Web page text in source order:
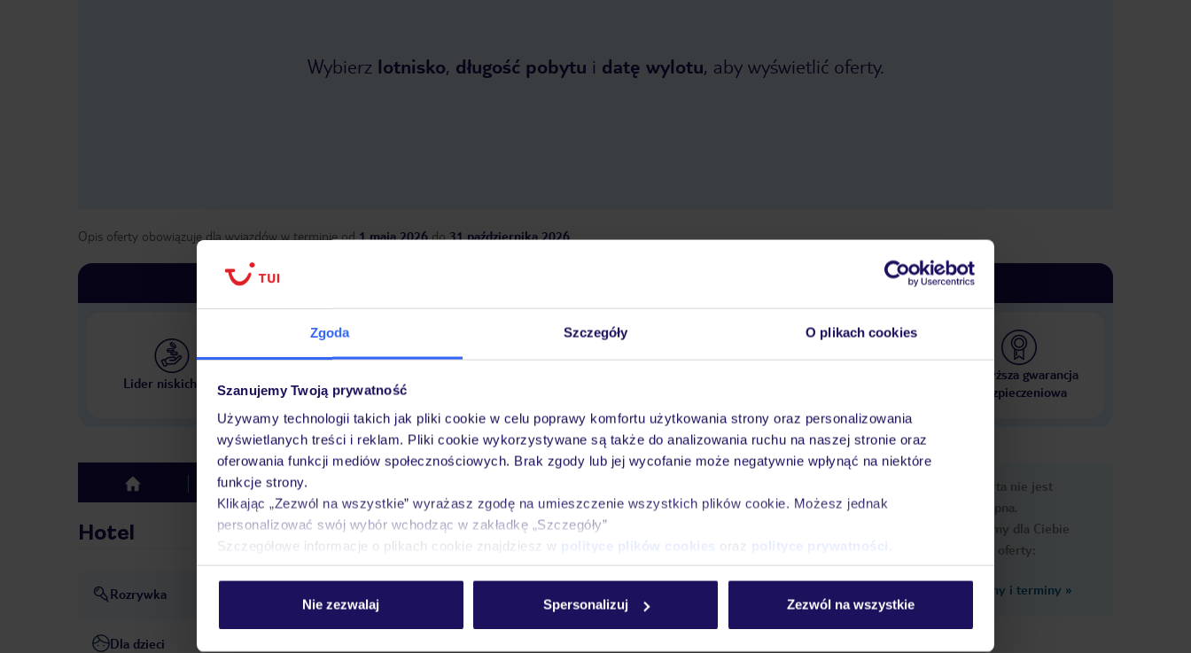
Zgoda Szczegóły O plikach cookies
Szanujemy Twoją prywatność
Używamy technologii takich jak pliki cookie w celu poprawy komfortu użytkowania strony oraz personalizowania
wyświetlanych treści i reklam. Pliki cookie wykorzystywane są także do analizowania ruchu na naszej stronie oraz
oferowania funkcji mediów społecznościowych. Brak zgody lub jej wycofanie może negatywnie wpłynąć na niektóre
funkcje strony.
Klikając „Zezwól na wszystkie” wyrażasz zgodę na umieszczenie wszystkich plików cookie. Możesz jednak
personalizować swój wybór wchodząc w zakładkę „Szczegóły”
Szczegółowe informacje o plikach cookie znajdziesz w polityce plików cookies oraz polityce prywatności
Nie zezwalaj Spersonalizuj Zezwól na wszystkie
Wybierz lotnisko, długość pobytu i datę wylotu, aby wyświetlić oferty.
Opis oferty obowiązuje dla wyjazdów w terminie od 1 maja 2026do31 października 2026
Lider niskich cen
w Polsce
Najwyższa gwarancja
ubezpieczeniowa
top Hotel
Hotel
Rozrywka dyskoteka lub klub nocny: bezpłatnie
Dla dzieci
Ups, ta oferta nie jest
dostępna.
Przygotowaliśmy dla Ciebie
podobne oferty:
Zobacz inne ceny i terminy »